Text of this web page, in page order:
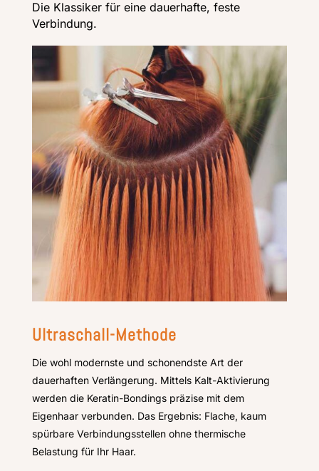
Die Klassiker für eine dauerhafte, feste
Verbindung.
Ultraschall-Methode
Die wohl modernste und schonendste Art der
dauerhaften Verlängerung. Mittels Kalt-Aktivierung
werden die Keratin-Bondings präzise mit dem
Eigenhaar verbunden. Das Ergebnis: Flache, kaum
spürbare Verbindungsstellen ohne thermische
Belastung für Ihr Haar.